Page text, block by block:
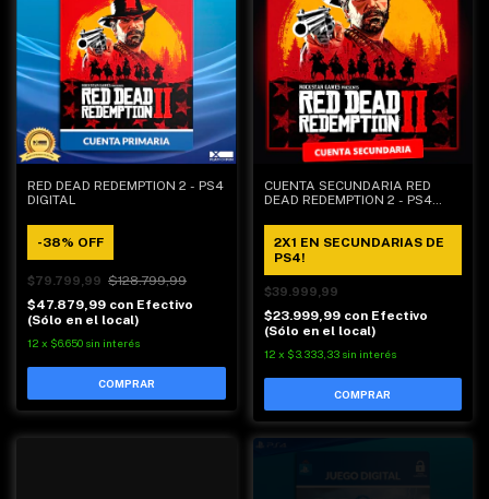
RED DEAD REDEMPTION 2 - PS4
DIGITAL
-38% OFF
$79.799,99 $128.799,99
$47.879,99 con Efectivo
(Sólo en el local)
12 x $6.650 sin interés
CUENTA SECUNDARIA RED
DEAD REDEMPTION 2 - PS4
2X1 EN SECUNDARIAS DE
PS4!
$39.999,99
$23.999,99 con Efectivo
(Sólo en el local)
12 x $3.333,33 sin interés